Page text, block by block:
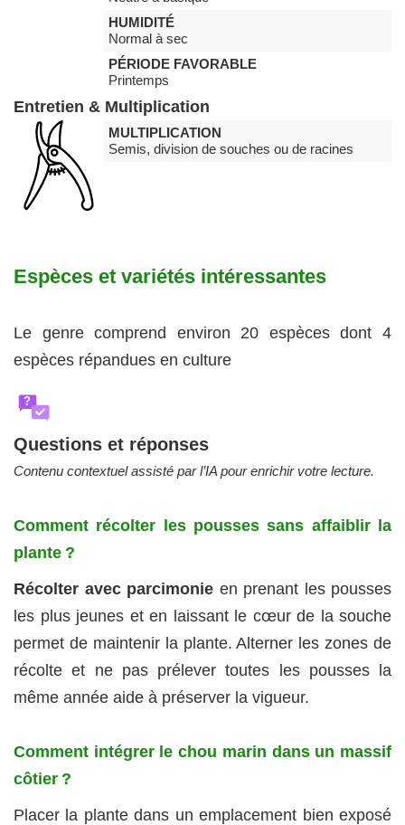
HUMIDITÉ
Normal à sec
PÉRIODE FAVORABLE
Printemps
Entretien & Multiplication
MULTIPLICATION
Semis, division de souches ou de racines
Espèces et variétés intéressantes
Le genre comprend environ 20 espèces dont 4
espèces répandues en culture
?
Questions et réponses
Contenu contextuel assisté par l’IA pour enrichir votre lecture.
Comment récolter les pousses sans affaiblir la
plante ?
Récolter avec parcimonie en prenant les pousses
les plus jeunes et en laissant le cœur de la souche
permet de maintenir la plante. Alterner les zones de
récolte et ne pas prélever toutes les pousses la
même année aide à préserver la vigueur.
Comment intégrer le chou marin dans un massif
côtier ?
Placer la plante dans un emplacement bien exposé